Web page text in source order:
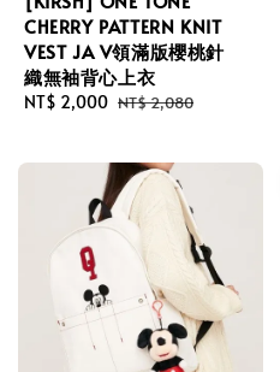
CHERRY PATTERN KNIT
VEST JA V領滿版櫻桃針
織無袖背心上衣
Sale
NT$ 2,000 Regular
NT$ 2,080